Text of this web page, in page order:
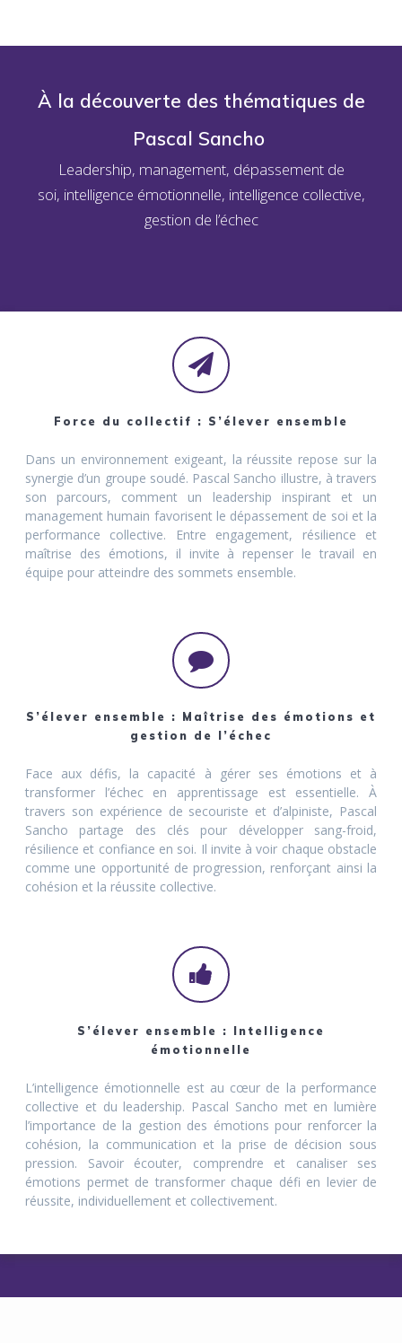
À la découverte des thématiques de
Pascal Sancho
Leadership, management, dépassement de
soi, intelligence émotionnelle, intelligence collective,
gestion de l’échec
Force du collectif : S’élever ensemble
Dans un environnement exigeant, la réussite repose sur la
synergie d’un groupe soudé. Pascal Sancho illustre, à travers
son parcours, comment un leadership inspirant et un
management humain favorisent le dépassement de soi et la
performance collective. Entre engagement, résilience et
maîtrise des émotions, il invite à repenser le travail en
équipe pour atteindre des sommets ensemble.
S’élever ensemble : Maîtrise des émotions et
gestion de l’échec
Face aux défis, la capacité à gérer ses émotions et à
transformer l’échec en apprentissage est essentielle. À
travers son expérience de secouriste et d’alpiniste, Pascal
Sancho partage des clés pour développer sang-froid,
résilience et confiance en soi. Il invite à voir chaque obstacle
comme une opportunité de progression, renforçant ainsi la
cohésion et la réussite collective.
S’élever ensemble : Intelligence
émotionnelle
L’intelligence émotionnelle est au cœur de la performance
collective et du leadership. Pascal Sancho met en lumière
l’importance de la gestion des émotions pour renforcer la
cohésion, la communication et la prise de décision sous
pression. Savoir écouter, comprendre et canaliser ses
émotions permet de transformer chaque défi en levier de
réussite, individuellement et collectivement.